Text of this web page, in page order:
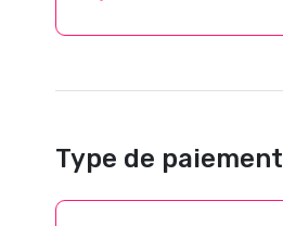
Type de paiement